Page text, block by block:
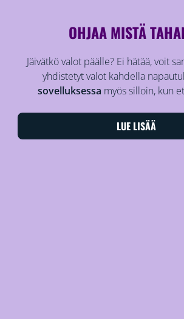
OHJAA MISTÄ
Jäivätkö valot päälle? Ei hätää, voit
yhdistetyt valot kahdella
sovelluksessa myös silloin, kun
LUE LISÄÄ